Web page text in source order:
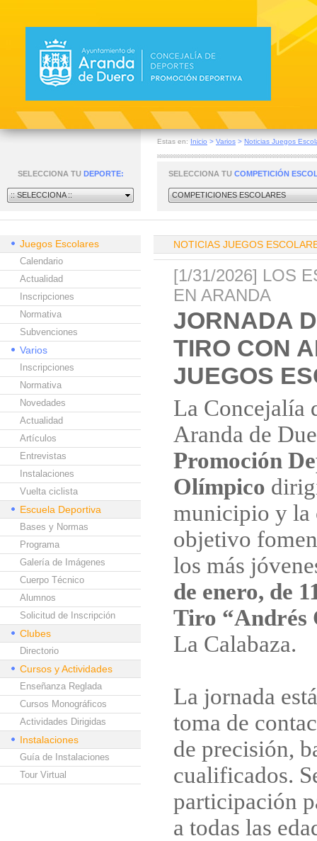
Estas en: Inicio > Varios > Noticias Juegos
SELECCIONA TU DEPORTE:
:: SELECCIONA ::
SELECCIONA TU COMPETICIÓN
COMPETICIONES ESCOLARES
Juegos Escolares
Calendario
Actualidad
Inscripciones
Normativa
Subvenciones
Varios
Inscripciones
Normativa
Novedades
Actualidad
Artículos
Entrevistas
Instalaciones
Vuelta ciclista
Escuela Deportiva
Bases y Normas
Programa
Galería de Imágenes
Cuerpo Técnico
Alumnos
Solicitud de Inscripción
Clubes
Directorio
Cursos y Actividades
Enseñanza Reglada
Cursos Monográficos
Actividades Dirigidas
Instalaciones
Guía de Instalaciones
Tour Virtual
NOTICIAS JUEGOS
[1/31/2026] LOS
EN ARANDA
JORNADA
TIRO CON
JUEGOS
La Concejalía
Aranda de
Promoción
Olímpico
municipio y la
objetivo
los más
de enero, de
Tiro “Andrés
La Calabaza.
La jornada
toma de
de precisión,
cualificados.
participación
a todas las